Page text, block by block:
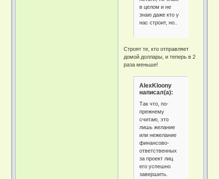
в целом и не
знаю даже кто у
нас строит, но..
Строят те, кто отправляет
домой доллары, и теперь в 2
раза меньше!
AlexKloony
написал(а):
Так что, по-
прежнему
считаю, это
лишь желание
или нежелание
финансово-
ответственных
за проект лиц
его успешно
завершить.